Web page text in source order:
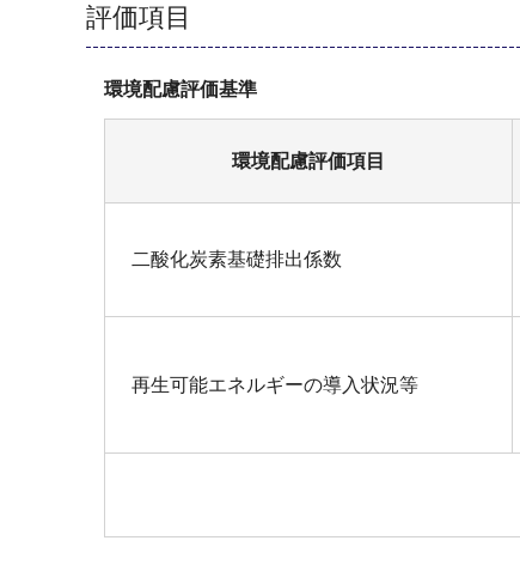
評価項目
環境配慮評価基準
環境配慮評価項目
二酸化炭素基礎排出係数
再生可能エネルギーの導入状況等